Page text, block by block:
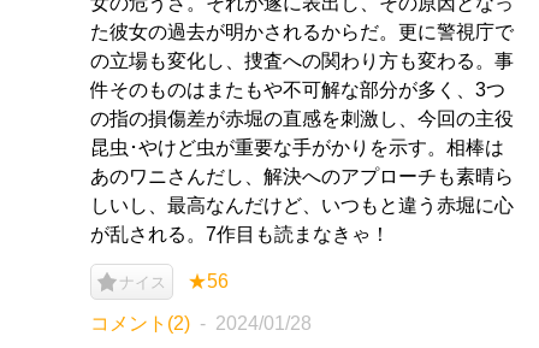
た彼女の過去が明かされるからだ。更に警視庁で
の立場も変化し、捜査への関わり方も変わる。事
件そのものはまたもや不可解な部分が多く、3つ
の指の損傷差が赤堀の直感を刺激し、今回の主役
昆虫･やけど虫が重要な手がかりを示す。相棒は
あのワニさんだし、解決へのアプローチも素晴ら
しいし、最高なんだけど、いつもと違う赤堀に心
が乱される。7作目も読まなきゃ！
ナイス ★56
コメント(2) 2024/01/28